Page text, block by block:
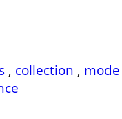
, collection , mode